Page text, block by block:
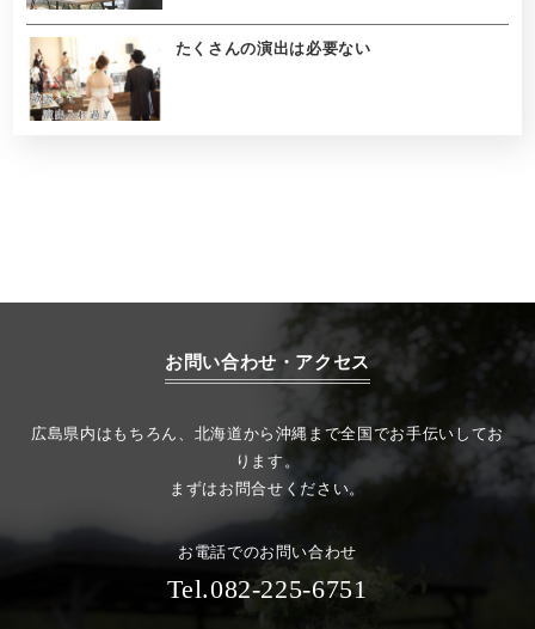
たくさんの演出は必要ない
お問い合わせ・アクセス
広島県内はもちろん、北海道から沖縄まで全国でお手伝いしてお
ります。
まずはお問合せください。
お電話でのお問い合わせ
Tel.082-225-6751